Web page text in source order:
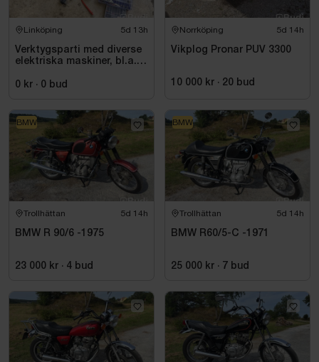
Linköping 5d 13h
Verktygsparti med diverse
elektriska maskiner, bl.a.
0 kr · 0 bud
Norrköping 5d 14h
Vikplog Pronar PUV 3300
10 000 kr · 20 bud
Trollhättan 5d 14h
BMW R 90/6 -1975
23 000 kr · 4 bud
BMW
Trollhättan 5d 14h
BMW R60/5-C -1971
25 000 kr · 7 bud
BMW